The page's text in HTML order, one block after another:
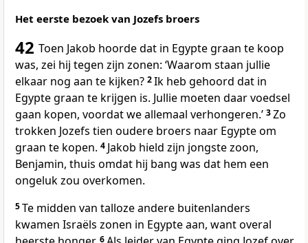
Het eerste bezoek van Jozefs broers
42 Toen Jakob hoorde dat in Egypte graan te koop
was, zei hij tegen zijn zonen: ‘Waarom staan jullie
elkaar nog aan te kijken? 2Ik heb gehoord dat in
Egypte graan te krijgen is. Jullie moeten daar voedsel
gaan kopen, voordat we allemaal verhongeren.’ 3Zo
trokken Jozefs tien oudere broers naar Egypte om
graan te kopen. 4 Jakob hield zijn jongste zoon,
Benjamin, thuis omdat hij bang was dat hem een
ongeluk zou overkomen.
5Te midden van talloze andere buitenlanders
kwamen Israëls zonen in Egypte aan, want overal
6